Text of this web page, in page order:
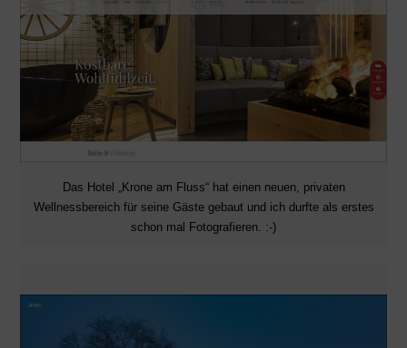
Das Hotel „Krone am Fluss“ hat einen neuen, privaten
Wellnessbereich für seine Gäste gebaut und ich durfte als erstes
schon mal Fotografieren. :-)